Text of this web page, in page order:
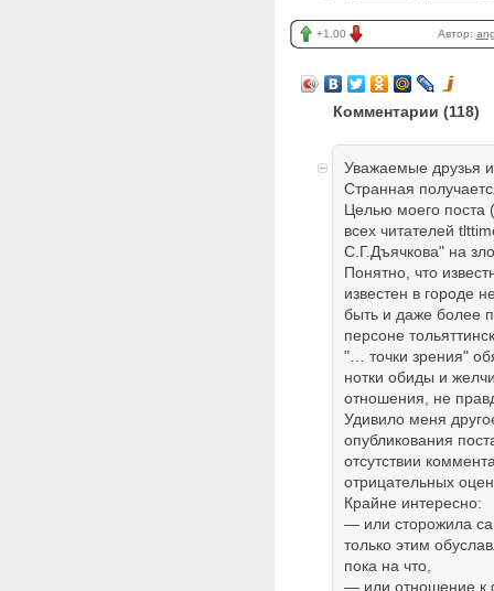
+1.00 Автор:
Комментарии (118)
Уважаемые друзья
Странная
Целью моего поста
всех читателей
С.Г.Дъячкова" на
Понятно, что
известен в городе
быть и даже более
персоне
"… точки зрения"
нотки обиды и
отношения, не
Удивило меня
опубликования
отсутствии
отрицательных
Крайне интересно:
— или сторожила
только этим
пока на что,
— или отношение к